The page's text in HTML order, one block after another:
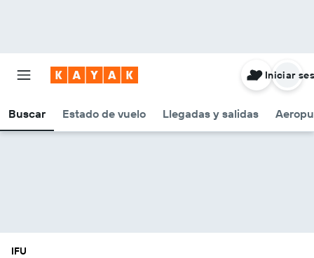
Buscar Estado de vuelo Llegadas y salidas
Iniciar
IFU